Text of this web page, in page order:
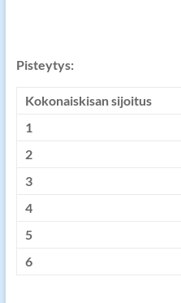
Pisteytys:
Kokonaiskisan sijoitus
1
2
3
4
5
6